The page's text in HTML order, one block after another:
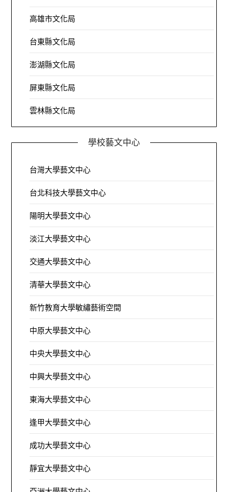
高雄市文化局
台東縣文化局
澎湖縣文化局
屏東縣文化局
雲林縣文化局
學校藝文中心
台灣大學藝文中心
台北科技大學藝文中心
陽明大學藝文中心
淡江大學藝文中心
交通大學藝文中心
清華大學藝文中心
新竹教育大學敏繡藝術空間
中原大學藝文中心
中央大學藝文中心
中興大學藝文中心
東海大學藝文中心
逢甲大學藝文中心
成功大學藝文中心
靜宜大學藝文中心